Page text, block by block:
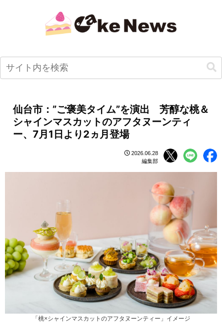
仙台市：”ご褒美タイム”を演出 芳醇な桃＆
シャインマスカットのアフタヌーンティ
ー、7月1日より2ヵ月登場
2026.06.28
編集部
「桃×シャインマスカットのアフタヌーンティー」イメージ